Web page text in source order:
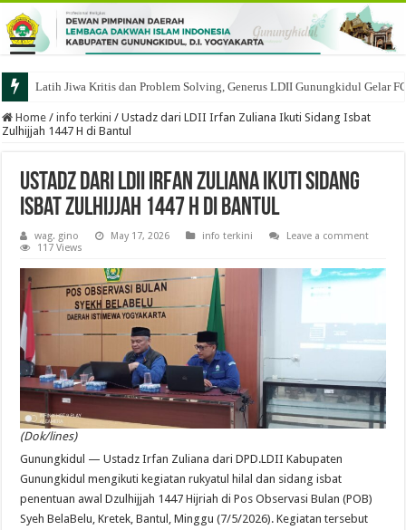
Latih Jiwa Kritis dan Problem Solving, Generus LDII Gunungkidul Gelar
Home / info terkini / Ustadz dari LDII Irfan Zuliana Ikuti Sidang Isbat
Zulhijjah 1447 H di Bantul
Ustadz dari LDII Irfan Zuliana Ikuti Sidang
Isbat Zulhijjah 1447 H di Bantul
wag. gino May 17, 2026 info terkini
Leave a comment
117 Views
(Dok/lines)
Gunungkidul — Ustadz Irfan Zuliana dari DPD.LDII Kabupaten
Gunungkidul mengikuti kegiatan rukyatul hilal dan sidang isbat
penentuan awal Dzulhijjah 1447 Hijriah di Pos Observasi Bulan (POB)
Syeh BelaBelu, Kretek, Bantul, Minggu (7/5/2026). Kegiatan tersebut